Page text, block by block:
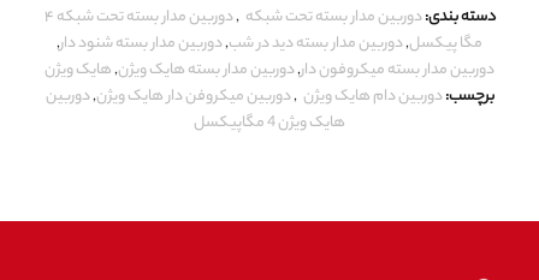
دسته بندی:دوربین مدار بسته تحت شبکه ,
دوربین مدار بسته تحت شبکه ۴
مگا پیکسل,دوربین مدار بسته دید در شب,دوربین مدار بسته شنود دار,
دوربین مدار بسته میکروفون دار,دوربین مدار بسته هایک ویژن,هایک ویژن
برچسب:دوربین دام هایک ویژن ,دوربین میکروفن دار هایک ویژن,دوربین
هایک ویژن 4 مگاپیکسل